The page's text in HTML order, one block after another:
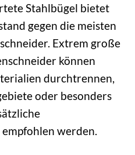
Stahlbügel bietet
gegen die meisten
Extrem große
können
durchtrennen,
oder besonders
werden.